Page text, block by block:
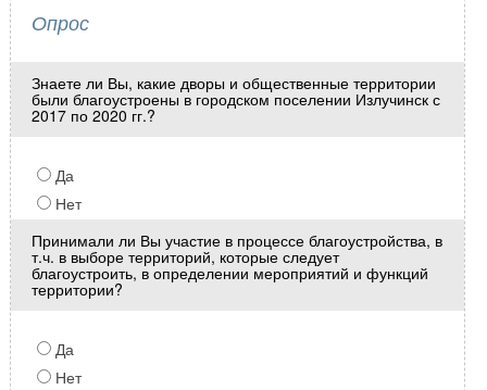
Опрос
Знаете ли Вы, какие дворы и общественные территории
были благоустроены в городском поселении Излучинск с
2017 по 2020 гг.?
Да
Нет
Принимали ли Вы участие в процессе благоустройства, в
т.ч. в выборе территорий, которые следует
благоустроить, в определении мероприятий и функций
территории?
Да
Нет